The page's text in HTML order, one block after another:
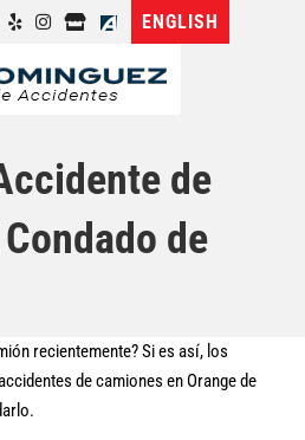
ENGLISH
de
de
recientemente? Si es así, los
de camiones en Orange de